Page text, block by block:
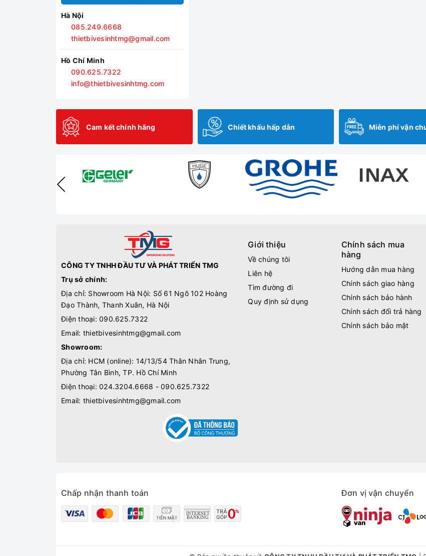
Hà Nội
085.249.6668
thietbivesinhtmg@gmail.com
Hồ Chí Minh
090.625.7322
info@thietbivesinhtmg.com
Cam kết chính hãng Chiết khấu hấp dẫn Miễn phí vận
CÔNG TY TNHH ĐẦU TƯ VÀ PHÁT TRIỂN TMG
Trụ sở chính:
Địa chỉ: Showroom Hà Nội: Số 61 Ngõ 102 Hoàng
Đạo Thành, Thanh Xuân, Hà Nội
Điện thoại: 090.625.7322
Email: thietbivesinhtmg@gmail.com
Showroom:
Địa chỉ: HCM (online): 14/13/54 Thân Nhân Trung,
Phường Tân Bình, TP. Hồ Chí Minh
Điện thoại: 024.3204.6668 - 090.625.7322
Email: thietbivesinhtmg@gmail.com
Giới thiệu
Về chúng tôi
Liên hệ
Tìm đường đi
Quy định sử dụng
Chính sách mua
hàng
Hướng dẫn mua hàng
Chính sách giao hàng
Chính sách bảo hành
Chính sách đổi trả hàng
Chính sách bảo mật
Chấp nhận thanh toán Đơn vị vận chuyển